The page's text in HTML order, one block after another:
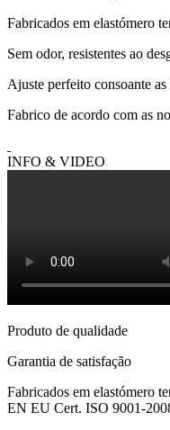
Fabricados em elastómero
Sem odor, resistentes ao
Ajuste perfeito consoante
Fabrico de acordo com as
INFO & VIDEO
Produto de qualidade
Garantia de satisfação
Fabricados em elastómero
EN EU Cert. ISO 9001-